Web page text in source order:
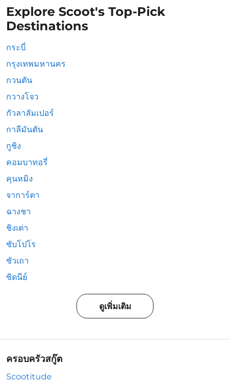
Explore Scoot's Top-Pick
Destinations
กระบี่
กรุงเทพมหานคร
กวนตัน
กวางโจว
กัวลาลัมเปอร์
กาลีมันตัน
กูชิง
คอมบาทอรี่
คุนหมิง
จาการ์ตา
ฉางชา
ชิงเต่า
ซับโปโร
ซัวเถา
ซิดนีย์
ดูเพิ่มเติม
ครอบครัวสกู๊ต
Scootitude